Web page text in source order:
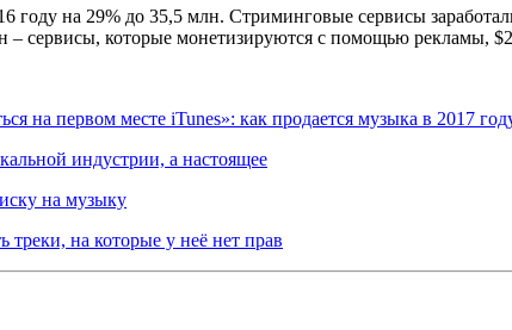
на 29% до 35,5 млн. Стриминговые сервисы
– сервисы, которые монетизируются с помощью рекламы,
на первом месте iTunes»: как продается музыка в 2017
индустрии, а настоящее
на музыку
на которые у неё нет прав